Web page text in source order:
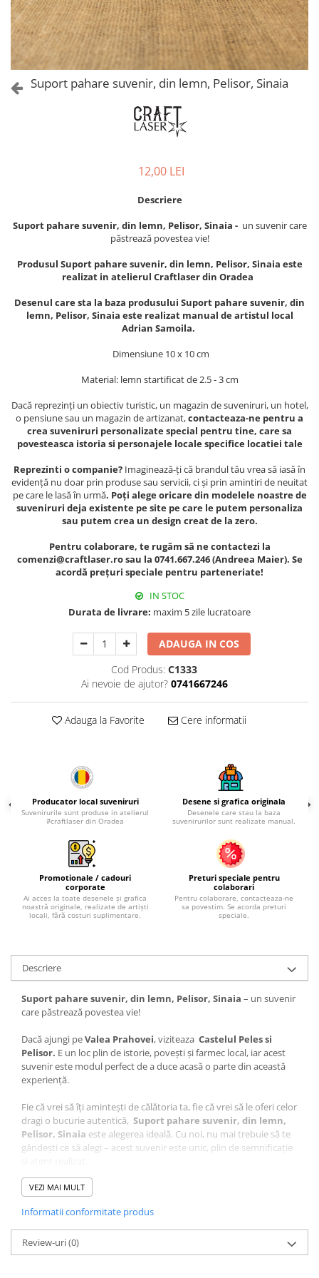
Castelul Peles
Cetatea Alba Carolina
Cetatea de Scaun a Sucevei
Cetatea Oradea
Sighisoara
Bojdeuca "Ion Creanga", Iasi
Casa Junimii Iasi (Muzeul Vasile
Castelul Julia Hasdeu (Muzeul
Memorial B.P. Hasdeu)
Nicolae Gane)
Muzeul National Brukenthal Sibiu
Muzeul National de Istorie a
Orase si zone istorice
Brasov
Bucuresti
Cluj Napoca
Iasi
Maramures
Oradea
Timisoara
Palate si Curti Domnesti
Palatul Alexandru Ioan Cuza,
Palatul Culturii Iasi
Cani suvenir
Colectia "Orase Medievale"
Colectia Semne de carte Suvenir
Semn de carte suvenir acuarela
Semn de carte suvenir gravat
Magneti de frigider din lemn,
gravati
Personalitati istorice si culturale
Romania
Suport pahare suvenir
Suport pahare suvenir din lemn
Tablou suvenir
Tablouri acuarela
Tablouri metalice
Colectia "Belle Epoque"
Colectia "Visit Romania"
Colectia Vintage
Suport pahare suvenir, din lemn, Pelisor, Sinaia
12,00 LEI
Descriere
Suport pahare suvenir, din lemn, Pelisor, Sinaia - un suvenir care
păstrează povestea vie!
Produsul Suport pahare suvenir, din lemn, Pelisor, Sinaia este
realizat in atelierul Craftlaser din Oradea
Desenul care sta la baza produsului Suport pahare suvenir, din
lemn, Pelisor, Sinaia este realizat manual de artistul local
Adrian Samoila.
Dimensiune 10 x 10 cm
Material: lemn startificat de 2.5 - 3 cm
Dacă reprezinți un obiectiv turistic, un magazin de suveniruri, un hotel,
o pensiune sau un magazin de artizanat,contacteaza-ne pentru a
crea suveniruri personalizate special pentru tine, care sa
povesteasca istoria si personajele locale specifice locatiei tale
Reprezinti o companie? Imaginează-ți că brandul tău vrea să iasă în
evidență nu doar prin produse sau servicii, ci și prin amintiri de neuitat
pe care le lasă în urmă. Poți alege oricare din modelele noastre de
suveniruri deja existente pe site pe care le putem personaliza
sau putem crea un design creat de la zero.
Pentru colaborare, te rugăm să ne contactezi la
comenzi@craftlaser.ro sau la 0741.667.246 (Andreea Maier). Se
acordă prețuri speciale pentru parteneriate!
IN STOC
Durata de livrare: maxim 5 zile lucratoare
ADAUGA IN COS
Cod Produs: C1333
Ai nevoie de ajutor? 0741667246
Adauga la Favorite Cere informatii
Producator local suveniruri
Suvenirurile sunt produse in atelierul
#craftlaser din Oradea
Desene si grafica originala
Desenele care stau la baza
suvenirurilor sunt realizate manual.
Promotionale / cadouri
corporate
Ai acces la toate desenele și grafica
noastră originale, realizate de artiști
locali, fără costuri suplimentare.
Preturi speciale pentru
colaborari
Pentru colaborare, contacteaza-ne
sa povestim. Se acorda preturi
speciale.
Descriere
Suport pahare suvenir, din lemn, Pelisor, Sinaia – un suvenir
care păstrează povestea vie!
Dacă ajungi peValea Prahovei, viziteaza Castelul Peles si
Pelisor. E un loc plin de istorie, povești și farmec local, iar acest
suvenir este modul perfect de a duce acasă o parte din această
experiență.
Fie că vrei să îți amintești de călătoria ta, fie că vrei să le oferi celor
dragi o bucurie autentică, Suport pahare suvenir, din lemn,
Pelisor, Sinaia este alegerea ideală. Cu noi, nu mai trebuie să te
gândești ce să alegi – acest suvenir este unic, plin de semnificație
Ce face acest suvenir special?
din Oradea, fiecare produs este lucrat cu grijă pentru a păstra
autenticitatea locului.
Artă personalizată
produsuluiSuport pahare suvenir, din lemn, Pelisor,
VEZI MAI MULT
Informatii conformitate produs
Review-uri(0)